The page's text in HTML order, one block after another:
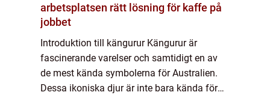
arbetsplatsen rätt lösning för kaffe på
jobbet
Introduktion till kängurur Kängurur är
fascinerande varelser och samtidigt en av
de mest kända symbolerna för Australien.
Dessa ikoniska djur är inte bara kända för